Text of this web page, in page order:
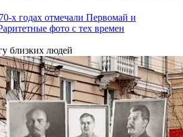
х годах отмечали Первомай и
фото с тех времен
близких людей